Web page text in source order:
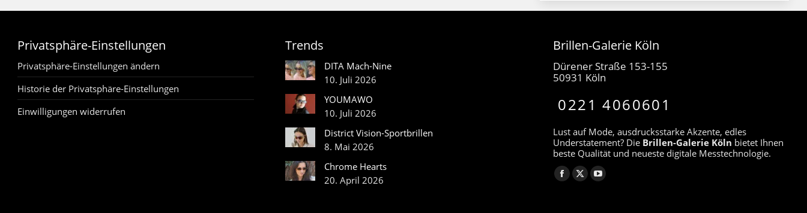
Privatsphäre-Einstellungen
Privatsphäre-Einstellungen ändern
Historie der Privatsphäre-Einstellungen
Einwilligungen widerrufen
Trends
DITA Mach-Nine
10. Juli 2026
YOUMAWO
10. Juli 2026
District Vision-Sportbrillen
8. Mai 2026
Chrome Hearts
20. April 2026
Brillen-Galerie Köln
Dürener Straße 153-155
50931 Köln
0221 4060601
Lust auf Mode, ausdrucksstarke Akzente, edles
Understatement? Die Brillen-Galerie Köln bietet Ihnen
beste Qualität und neueste digitale Messtechnologie.
Finden Sie uns auf:
Facebook
X
YouTube